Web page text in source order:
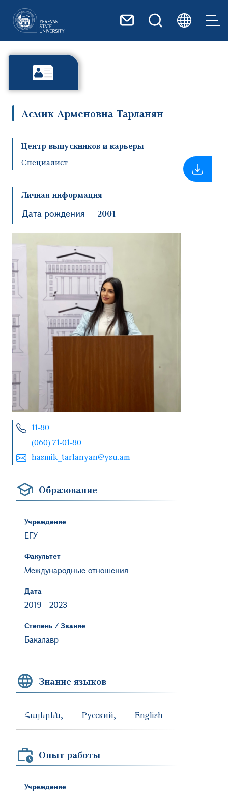
11-80
(060) 71-01-80
hasmik_tarlanyan@ysu.am
Асмик Арменовна Тарланян
Центр выпускников и карьеры
Специалист
Личная информация
Дата рождения 2001
Образование
Учреждение
ЕГУ
Факультет
Международные отношения
Дата
2019 - 2023
Степень / Звание
Бакалавр
Знание языков
Հայերեն Русский English
Опыт работы
Учреждение